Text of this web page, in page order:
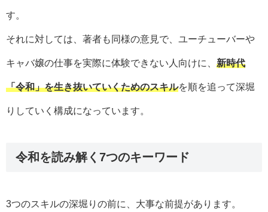
す。
それに対しては、著者も同様の意見で、ユーチューバーや
キャバ嬢の仕事を実際に体験できない人向けに、 新時代
「令和」を生き抜いていくためのスキルを順を追って深堀
りしていく構成になっています。
令和を読み解く7つのキーワード
3つのスキルの深堀りの前に、大事な前提があります。